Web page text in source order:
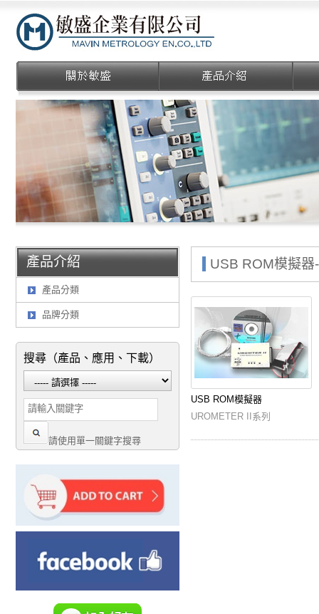
產品介紹
產品分類
品牌分類
搜尋（產品、應用、下載）
請使用單一關鍵字搜尋
USB ROM模擬器
USB ROM模擬器
UROMETER II系列